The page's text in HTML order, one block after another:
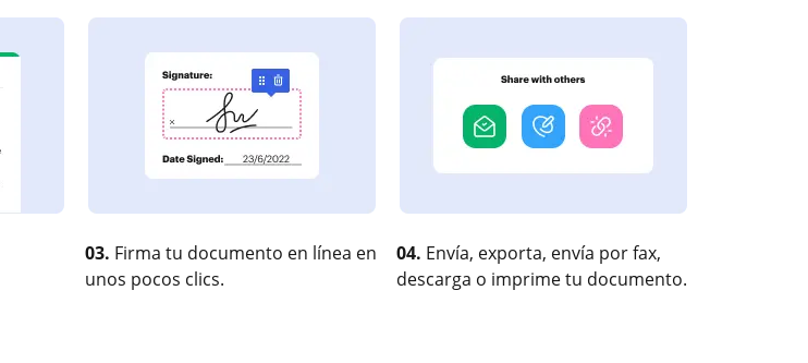
03. Firma tu documento en línea en
unos pocos clics.
04. Envía, exporta, envía por fax,
descarga o imprime tu documento.